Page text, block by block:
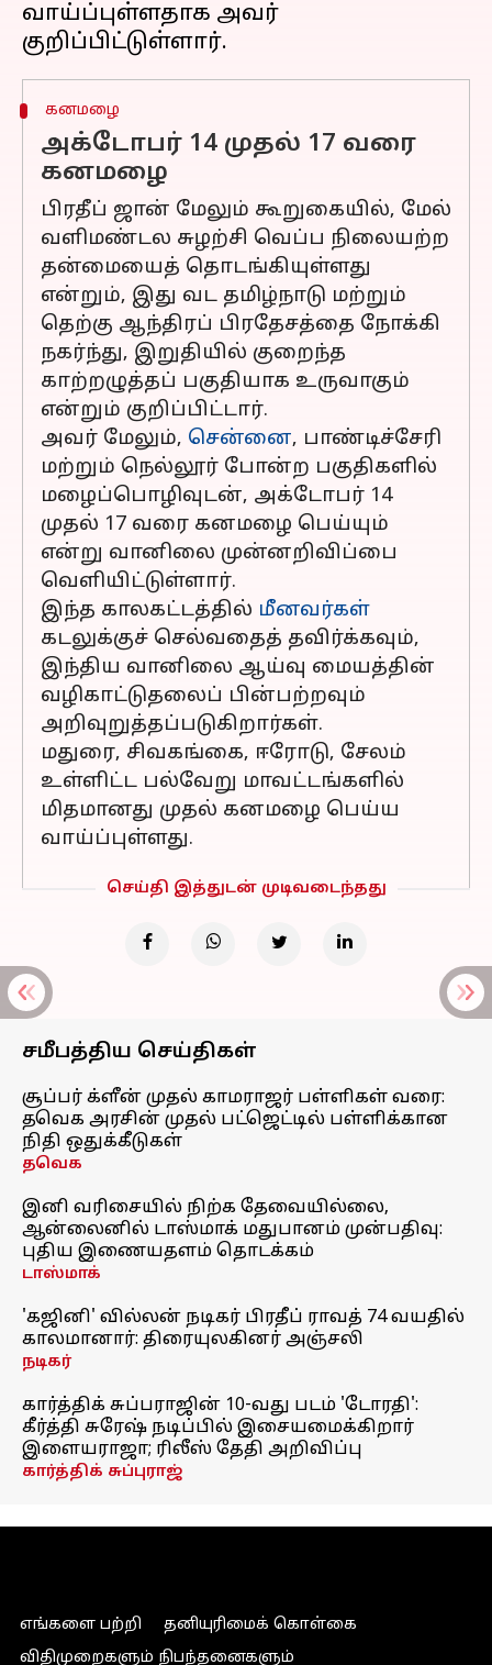
வாய்ப்புள்ளதாக அவர்
கனமழை
அக்டோபர் 14 முதல் 17 வரை
கனமழை
பிரதீப் ஜான் மேலும் கூறுகையில், மேல்
வளிமண்டல சுழற்சி வெப்ப நிலையற்ற
தன்மையைத் தொடங்கியுள்ளது
என்றும், இது வட தமிழ்நாடு மற்றும்
தெற்கு ஆந்திரப் பிரதேசத்தை நோக்கி
நகர்ந்து, இறுதியில் குறைந்த
காற்றழுத்தப் பகுதியாக உருவாகும்
என்றும் குறிப்பிட்டார்.
அவர் மேலும், சென்னை, பாண்டிச்சேரி
மற்றும் நெல்லூர் போன்ற பகுதிகளில்
மழைப்பொழிவுடன், அக்டோபர் 14
முதல் 17 வரை கனமழை பெய்யும்
என்று வானிலை முன்னறிவிப்பை
வெளியிட்டுள்ளார்.
இந்த காலகட்டத்தில் மீனவர்கள்
கடலுக்குச் செல்வதைத் தவிர்க்கவும்,
இந்திய வானிலை ஆய்வு மையத்தின்
வழிகாட்டுதலைப் பின்பற்றவும்
அறிவுறுத்தப்படுகிறார்கள்.
மதுரை, சிவகங்கை, ஈரோடு, சேலம்
உள்ளிட்ட பல்வேறு மாவட்டங்களில்
மிதமானது முதல் கனமழை பெய்ய
வாய்ப்புள்ளது.
செய்தி இத்துடன் முடிவடைந்தது
சமீபத்திய செய்திகள்
சூப்பர் க்ளீன் முதல் காமராஜர் பள்ளிகள் வரை:
தவெக அரசின் முதல் பட்ஜெட்டில் பள்ளிக்கான
நிதி ஒதுக்கீடுகள்
தவெக
இனி வரிசையில் நிற்க தேவையில்லை,
ஆன்லைனில் டாஸ்மாக் மதுபானம் முன்பதிவு:
புதிய இணையதளம் தொடக்கம்
டாஸ்மாக்
'கஜினி' வில்லன் நடிகர் பிரதீப் ராவத் 74 வயதில்
காலமானார்: திரையுலகினர் அஞ்சலி
நடிகர்
கார்த்திக் சுப்பராஜின் 10-வது படம் 'டோரதி':
கீர்த்தி சுரேஷ் நடிப்பில் இசையமைக்கிறார்
இளையராஜா; ரிலீஸ் தேதி அறிவிப்பு
கார்த்திக் சுப்புராஜ்
எங்களை பற்றி
தனியுரிமைக் கொள்கை
விதிமுறைகளும் நிபந்தனைகளும்